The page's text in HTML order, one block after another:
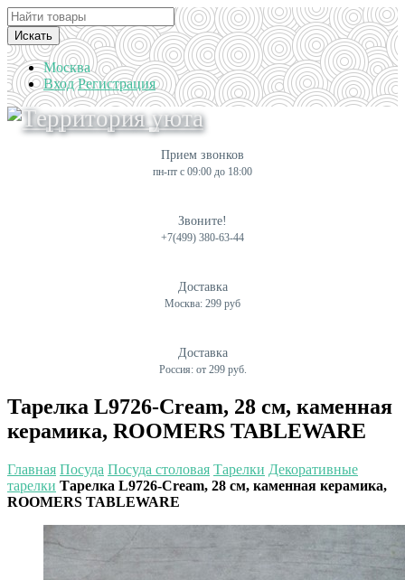
Искать
Москва
Вход Регистрация
Прием звонков
пн-пт с 09:00 до 18:00
Звоните!
+7(499) 380-63-44
Доставка
Москва: 299 руб
Доставка
Россия: от 299 руб.
Тарелка L9726-Cream, 28 см, каменная
керамика, ROOMERS TABLEWARE
Главная Посуда Посуда столовая Тарелки Декоративные
тарелки Тарелка L9726-Cream, 28 см, каменная керамика,
ROOMERS TABLEWARE